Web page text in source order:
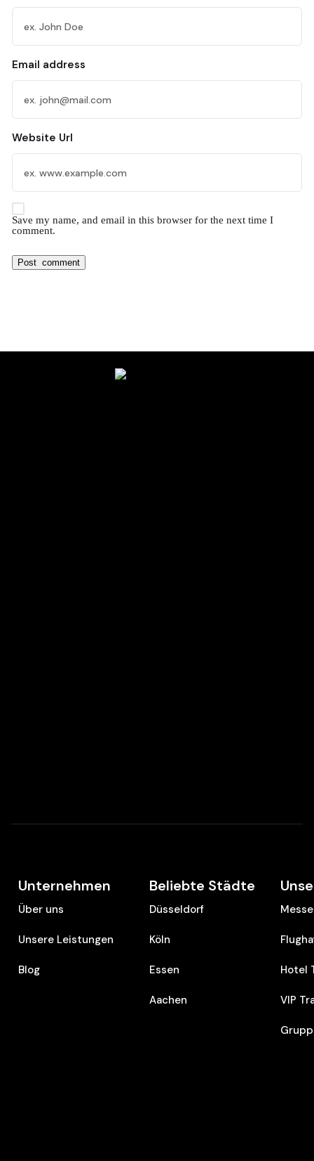
Email address
Website Url
Save my name, and email in this browser for the next time I
comment.
Unternehmen
Über uns
Unsere Leistungen
Blog
Beliebte Städte
Düsseldorf
Köln
Essen
Aachen
Hotel
VIP